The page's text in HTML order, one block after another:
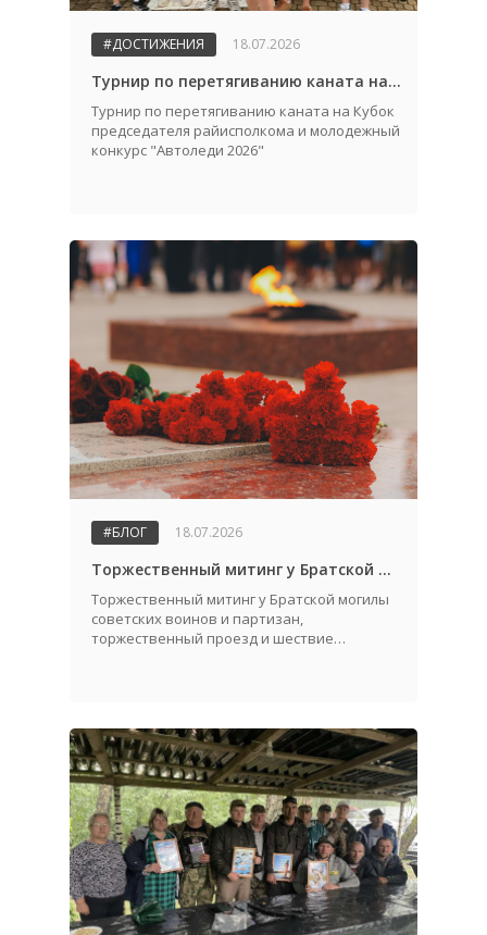
#ДОСТИЖЕНИЯ 18.07.2026
Турнир по перетягиванию каната на Кубок председателя райисполкома и молодежный конкурс "Автоледи 2026"
Турнир по перетягиванию каната на Кубок
председателя райисполкома и молодежный
конкурс "Автоледи 2026"
#БЛОГ 18.07.2026
Торжественный митинг у Братской могилы советских воинов и партизан, посвященный Дню города и Дню освобождения Жабинковского района от немецко-фашистских захватчиков
Торжественный митинг у Братской могилы
советских воинов и партизан,
торжественный проезд и шествие